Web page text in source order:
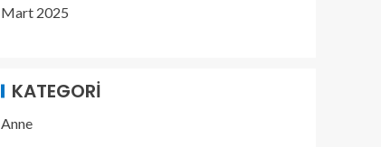
Mart 2025
KATEGORI
Anne